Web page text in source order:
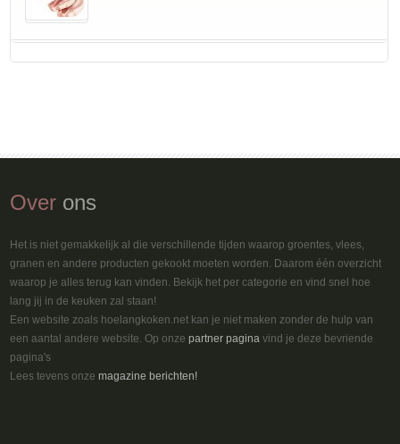
Over ons
Het is niet gemakkelijk al die verschillende tijden waarop groentes, vlees,
granen en andere producten gekookt moeten worden. Daarom één overzicht
waarop je alles terug kan vinden. Bekijk het per categorie en vind snel hoe
lang jij in de keuken zal staan!
Een website zoals hoelangkoken.net kan je niet maken zonder de hulp van
een aantal andere website. Op onzepartner pagina vind je deze bevriende
pagina's
Lees tevens onzemagazine berichten!